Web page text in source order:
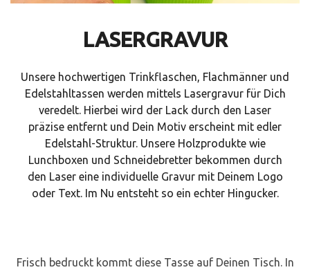
LASERGRAVUR
Unsere hochwertigen Trinkflaschen, Flachmänner und
Edelstahltassen werden mittels Lasergravur für Dich
veredelt. Hierbei wird der Lack durch den Laser
präzise entfernt und Dein Motiv erscheint mit edler
Edelstahl-Struktur. Unsere Holzprodukte wie
Lunchboxen und Schneidebretter bekommen durch
den Laser eine individuelle Gravur mit Deinem Logo
oder Text. Im Nu entsteht so ein echter Hingucker.
Frisch bedruckt kommt diese Tasse auf Deinen Tisch. In